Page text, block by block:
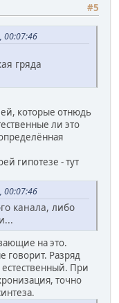
#5
00:07:46
гряда
которые отнюдь
ли это
гипотезе - тут
00:07:46
канала, либо
на это.
говорит. Разряд
При
точно